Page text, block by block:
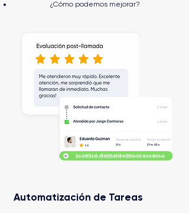
¿Cómo podemos mejorar?
Automatización de Tareas